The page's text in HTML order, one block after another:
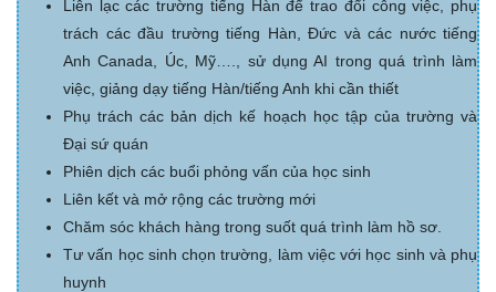
Liên lạc các trường tiếng Hàn để trao đổi công việc, phụ
trách các đầu trường tiếng Hàn, Đức và các nước tiếng
Anh Canada, Úc, Mỹ…., sử dụng AI trong quá trình làm
việc, giảng dạy tiếng Hàn/tiếng Anh khi cần thiết
Phụ trách các bản dịch kế hoạch học tập của trường và
Đại sứ quán
Phiên dịch các buổi phỏng vấn của học sinh
Liên kết và mở rộng các trường mới
Chăm sóc khách hàng trong suốt quá trình làm hồ sơ.
Tư vấn học sinh chọn trường, làm việc với học sinh và phụ
huynh